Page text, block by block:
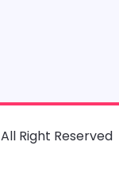
All Right Reserved!